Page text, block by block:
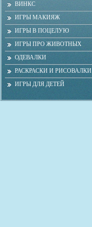
ВИНКС
ИГРЫ МАКИЯЖ
ИГРЫ В ПОЦЕЛУЮ
ИГРЫ ПРО ЖИВОТНЫХ
ОДЕВАЛКИ
РАСКРАСКИ И РИСОВАЛКИ
ИГРЫ ДЛЯ ДЕТЕЙ